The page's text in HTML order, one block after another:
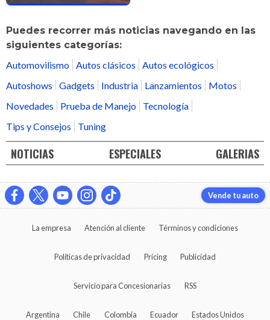
Puedes recorrer más noticias navegando en las
siguientes categorías:
Automovilismo Autos clásicos
Autos ecológicos
Autoshows
Gadgets Industria Lanzamientos
Motos
Novedades
Prueba de Manejo
Tecnología
Tips y Consejos
Tuning
NOTICIAS ESPECIALES GALERIAS
Vende tu auto
La empresa Atención al cliente Términos y condiciones
Políticas de privacidad Pricing Publicidad
Servicio para Concesionarias RSS
Argentina Chile Colombia Ecuador Estados Unidos